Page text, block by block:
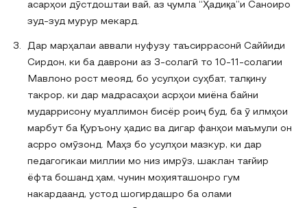
асарҳои дӯстдоштаи вай, аз ҷумла “Ҳадиқа”и Саноиро
зуд-зуд мурур мекард.
Дар марҳалаи аввали нуфузу таъсиррасонӣ Саййиди
Сирдон, ки ба даврони аз 3-солагӣ то 10-11-солагии
Мавлоно рост меояд, бо усулҳои суҳбат, талқину
такрор, ки дар мадрасаҳои асрҳои миёна байни
мударрисону муаллимон бисёр роиҷ буд, ба ӯ илмҳои
марбут ба Қуръону ҳадис ва дигар фанҳои маъмули он
асрро омӯзонд. Маҳз бо усулҳои мазкур, ки дар
педагогикаи миллии мо низ имрӯз, шаклан тағйир
ёфта бошанд ҳам, чунин моҳияташонро гум
накардаанд, устод шогирдашро ба олами